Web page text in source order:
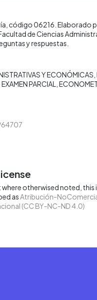
código 06216. Elaborado
de Ciencias
y respuestas.
Y ECONÓMICAS
PARCIAL
where otherwised noted, this
as Atribución-
(CC BY-NC-ND 4.0)